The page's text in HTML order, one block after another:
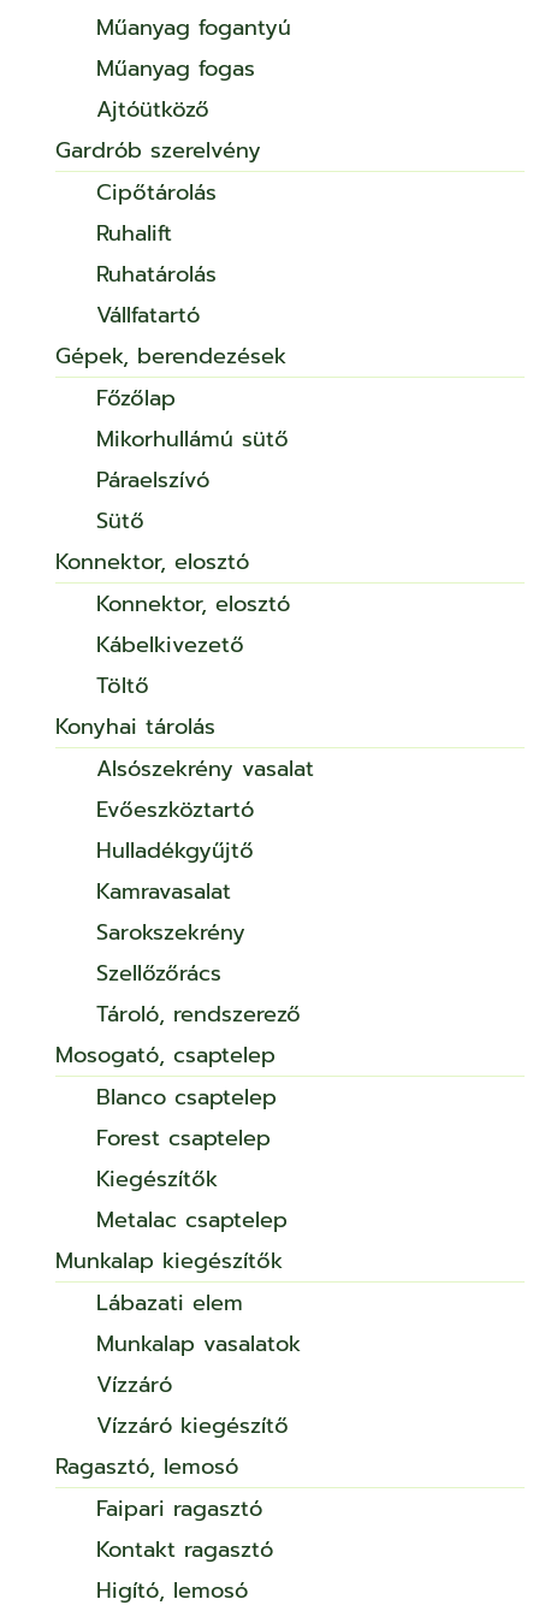
Műanyag fogantyú
Műanyag fogas
Ajtóütköző
Gardrób szerelvény
Cipőtárolás
Ruhalift
Ruhatárolás
Vállfatartó
Gépek, berendezések
Főzőlap
Mikorhullámú sütő
Páraelszívó
Sütő
Konnektor, elosztó
Konnektor, elosztó
Kábelkivezető
Töltő
Konyhai tárolás
Alsószekrény vasalat
Evőeszköztartó
Hulladékgyűjtő
Kamravasalat
Sarokszekrény
Szellőzőrács
Tároló, rendszerező
Mosogató, csaptelep
Blanco csaptelep
Forest csaptelep
Kiegészítők
Metalac csaptelep
Munkalap kiegészítők
Lábazati elem
Munkalap vasalatok
Vízzáró
Vízzáró kiegészítő
Ragasztó, lemosó
Faipari ragasztó
Kontakt ragasztó
Higító, lemosó